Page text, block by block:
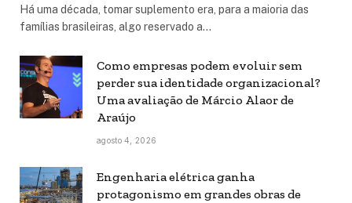
Há uma década, tomar suplemento era, para a maioria das
famílias brasileiras, algo reservado a…
Como empresas podem evoluir sem
perder sua identidade organizacional?
Uma avaliação de Márcio Alaor de
Araújo
agosto 4, 2026
Engenharia elétrica ganha
protagonismo em grandes obras de